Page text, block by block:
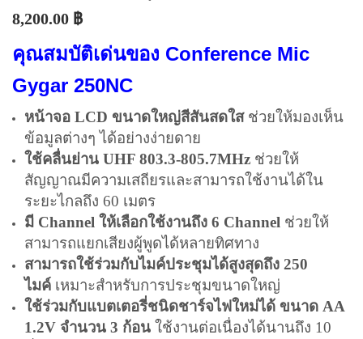
8,200.00 ฿
คุณสมบัติเด่นของ Conference Mic
Gygar 250NC
หน้าจอ LCD ขนาดใหญ่สีสันสดใสช่วยให้มองเห็น
ข้อมูลต่างๆ ได้อย่างง่ายดาย
ใช้คลื่นย่าน UHF 803.3-805.7MHz ช่วยให้
สัญญาณมีความเสถียรและสามารถใช้งานได้ใน
ระยะไกลถึง 60 เมตร
มี Channel ให้เลือกใช้งานถึง 6 Channel ช่วยให้
สามารถแยกเสียงผู้พูดได้หลายทิศทาง
สามารถใช้ร่วมกับไมค์ประชุมได้สูงสุดถึง 250
ไมค์ เหมาะสำหรับการประชุมขนาดใหญ่
ใช้ร่วมกับแบตเตอรี่ชนิดชาร์จไฟใหม่ได้ ขนาด AA
1.2V จำนวน 3 ก้อน ใช้งานต่อเนื่องได้นานถึง 10